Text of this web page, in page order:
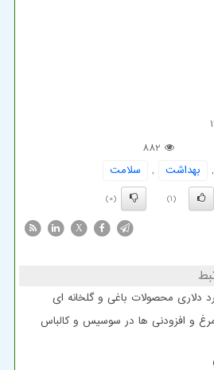
882
, بهداشت ,
سلامت
(1)
(0)
X
مرغ و افزودنی ها در سوسیس و کالباس